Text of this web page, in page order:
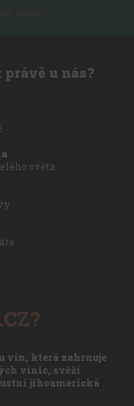
u nás?
světa
vín, která zahrnuje
vinic, svěží
jihoamerická